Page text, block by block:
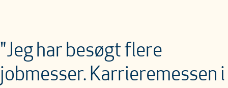
"Jeg har besøgt flere
jobmesser. Karrieremessen i